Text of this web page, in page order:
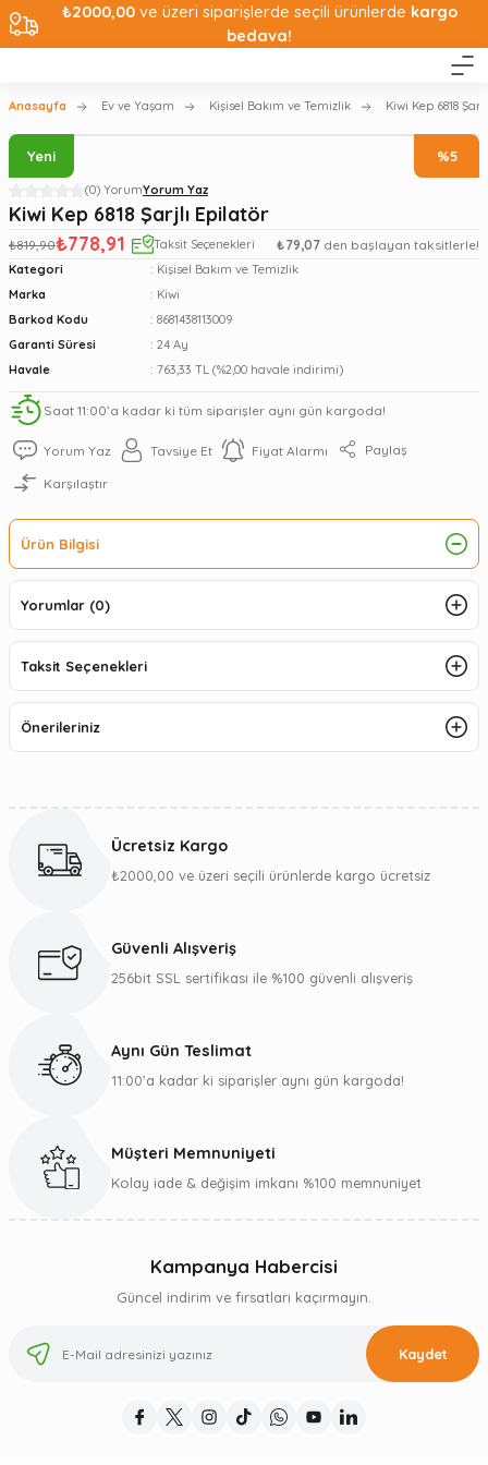
₺2000,00ve üzeri siparişlerde seçili ürünlerde kargo
bedava!
Anasayfa Ev ve Yaşam Kişisel Bakım ve Temizlik Kiwi Kep 6818
Yeni %5
(0) YorumYorum Yaz
Kiwi Kep 6818 Şarjlı Epilatör
₺819,90₺778,91 Taksit Seçenekleri ₺79,07 den başlayan taksitlerle!
Kategori
Kişisel Bakım ve Temizlik
Marka
Kiwi
Barkod Kodu
8681438113009
Garanti Süresi
24 Ay
Havale
763,33 TL (%2,00 havale indirimi)
Saat 11:00’a kadar ki tüm siparişler aynı gün kargoda!
Yorum Yaz Tavsiye Et Fiyat Alarmı Paylaş
Karşılaştır
Ürün Bilgisi
Yorumlar (0)
Taksit Seçenekleri
Önerileriniz
Ücretsiz Kargo
₺2000,00 ve üzeri seçili ürünlerde kargo ücretsiz
Güvenli Alışveriş
256bit SSL sertifikası ile %100 güvenli alışveriş
Aynı Gün Teslimat
11:00’a kadar ki siparişler aynı gün kargoda!
Müşteri Memnuniyeti
Kolay iade & değişim imkanı %100 memnuniyet
Kampanya Habercisi
Güncel indirim ve fırsatları kaçırmayın.
Kaydet